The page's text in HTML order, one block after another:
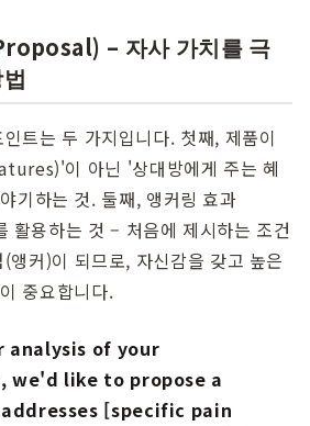
– 자사 가치를 극
트는 두 가지입니다. 첫째, 제품이
이 아닌 '상대방에게 주는 혜
기하는 것. 둘째, 앵커링 효과
용하는 것 – 처음에 제시하는 조건
앵커)이 되므로, 자신감을 갖고 높은
중요합니다.
analysis of your
we'd like to propose a
[specific pain